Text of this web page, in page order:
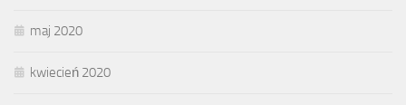
maj 2020
kwiecień 2020